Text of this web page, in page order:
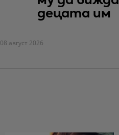
децата им
08 август 2026